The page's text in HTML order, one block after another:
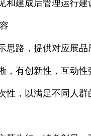
建成后管理运行建
路，提供对应展品
有创新性，互动性
，以满足不同人群